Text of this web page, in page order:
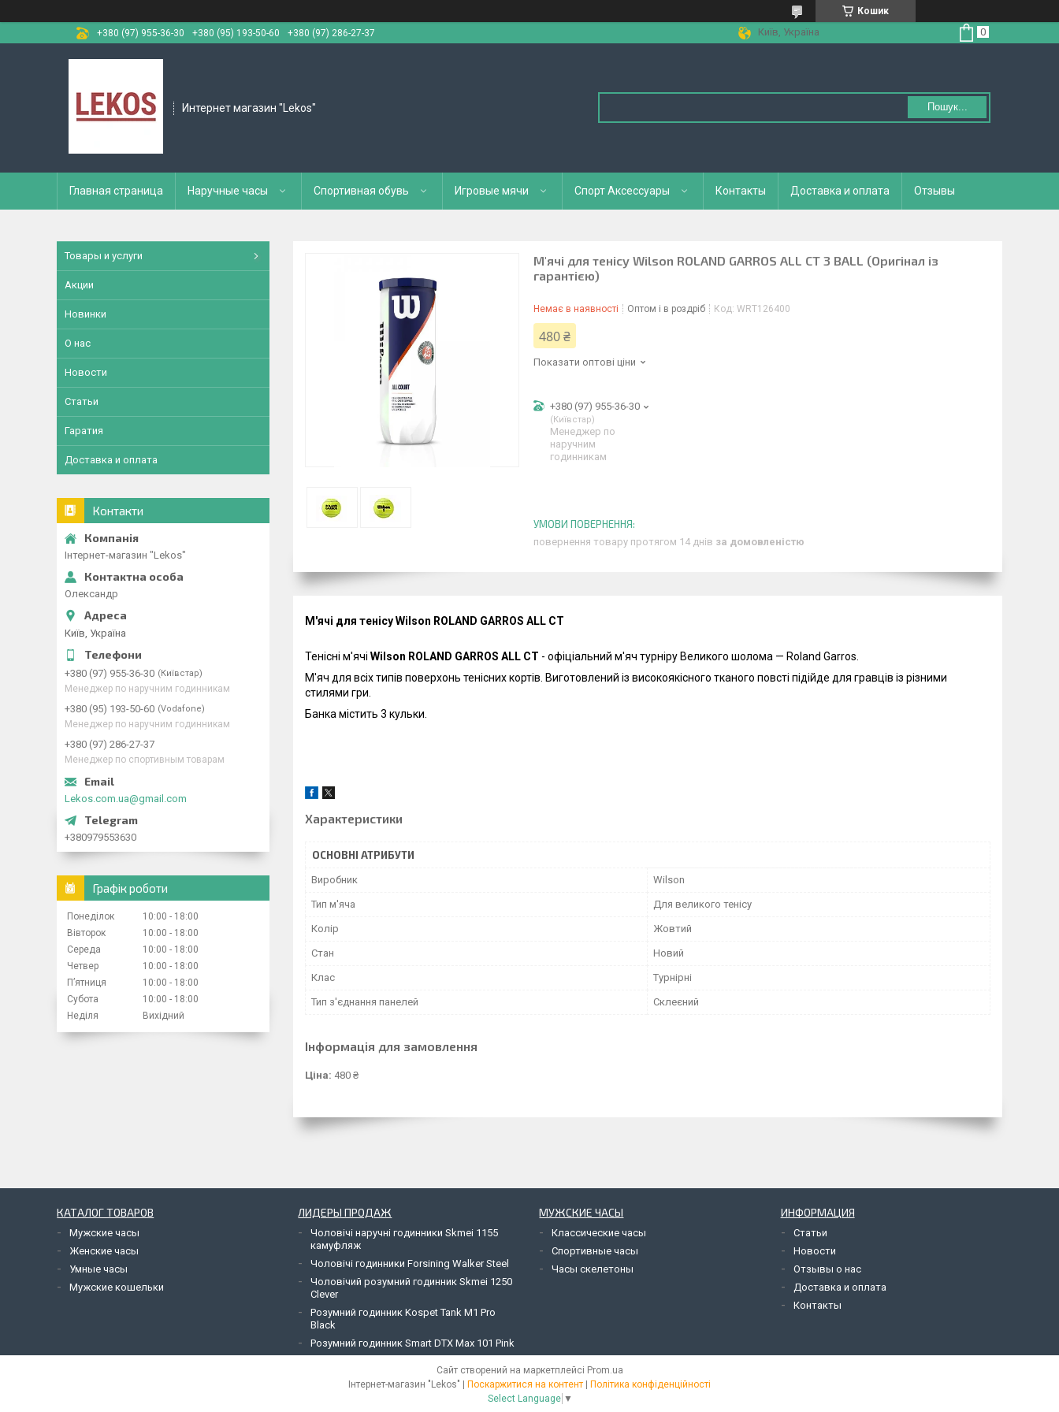
Кошик
+380 (97) 955-36-30
+380 (95) 193-50-60 +380 (97) 286-27-37 Київ, Україна
Интернет магазин "Lekos" Пошук...
Главная страница Наручные часы Спортивная обувь Игровые мячи Спорт Аксессуары Контакты Доставка и оплата Отзывы
М'ячі для тенісу Wilson ROLAND GARROS ALL CT 3 BALL (Оригінал із
гарантією)
Немає в наявності Оптом і в роздріб Код: WRT126400
480 ₴
Показати оптові ціни
+380 (97) 955-36-30
Київстар
Менеджер по
наручним
годинникам
повернення товару протягом 14 днів за домовленістю
М'ячі для тенісу Wilson ROLAND GARROS ALL CT
Тенісні м'ячі Wilson ROLAND GARROS ALL CT - офіціальний м'яч турніру Великого шолома — Roland Garros.
М'яч для всіх типів поверхонь тенісних кортів. Виготовлений із високоякісного тканого повсті підійде для гравців із різними
стилями гри.
Банка містить 3 кульки.
Характеристики
ОСНОВНІ АТРИБУТИ
Виробник Wilson
Тип м'яча Для великого тенісу
Колір Жовтий
Стан Новий
Клас Турнірні
Тип з'єднання панелей Склеєний
Інформація для замовлення
Ціна: 480 ₴
Товары и услуги
Акции
Новинки
О нас
Новости
Статьи
Гаратия
Доставка и оплата
Контакти
Інтернет-магазин "Lekos"
Олександр
Київ, Україна
+380 (97) 955-36-30 Київстар
Менеджер по наручним годинникам
+380 (95) 193-50-60 Vodafone
Менеджер по наручним годинникам
+380 (97) 286-27-37
Менеджер по спортивным товарам
Lekos.com.ua@gmail.com
+380979553630
Графік роботи
Понеділок 10:00
18:00
Вівторок
10:00
18:00
Середа
10:00
18:00
Четвер
10:00
18:00
Пʼятниця
10:00
18:00
Субота
10:00
18:00
Неділя
Вихідний
КАТАЛОГ ТОВАРОВ
Мужские часы
Женские часы
Умные часы
Мужские кошельки
ЛИДЕРЫ ПРОДАЖ
Чоловічі наручні годинники Skmei 1155
камуфляж
Чоловічі годинники Forsining Walker Steel
Чоловічий розумний годинник Skmei 1250
Clever
Розумний годинник Kospet Tank M1 Pro
Black
Розумний годинник Smart DTX Max 101 Pink
МУЖСКИЕ ЧАСЫ
Классические часы
Спортивные часы
Часы скелетоны
ИНФОРМАЦИЯ
Статьи
Новости
Отзывы о нас
Доставка и оплата
Контакты
Сайт створений на маркетплейсі Prom.ua
Інтернет-магазин "Lekos" | Поскаржитися на контент | Політика конфіденційності
Select Language ▼